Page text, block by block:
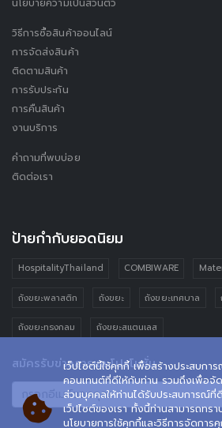
เว็ปไซต์นี้ใช้คุกกี้ เพื่อสร้างประสบกา
คอนเทนต์ที่ดีให้กับท่าน รวมถึงเพื่อจั
ส่วนบุคคลให้ท่านได้รับประสบการณ์ที่ดี
เว็ปไซต์ของเรา ทั้งนี้ท่านสามารถทร
นโยบายการใช้คุกกี้และวิธีการจัดการ
นโยบายความเป็นส่วนตัว
วิธีการซื้อสินค้าออนไลน์
การจัดส่งสินค้า
ติดตามสินค้า
การรับประกัน
การคืนสินค้า
งานบริการ
คำถามที่พบบ่อย
ติดต่อเรา
ป้ายกำกับยอดนิยม
HospitalityThailand COMBIWARE
ถังขยะพลาสติก ถังขยะ ถังขยะเทศบาล
ถังขยะทรงกลม ถังขยะสแตนเลส
สมัครรับข่าวสารและโปรโมชั่น